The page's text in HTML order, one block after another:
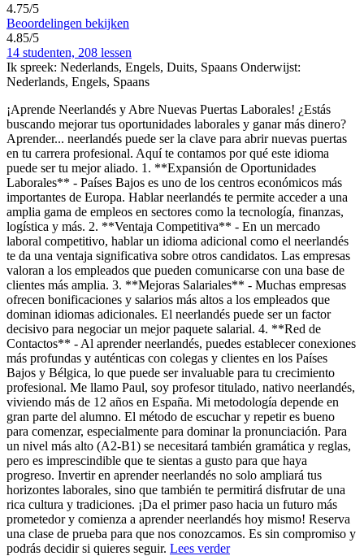
4.75/5
Beoordelingen bekijken
4.85/5
14 studenten, 208 lessen
Ik spreek: Nederlands, Engels, Duits, Spaans Onderwijst:
Nederlands, Engels, Spaans
¡Aprende Neerlandés y Abre Nuevas Puertas Laborales! ¿Estás
buscando mejorar tus oportunidades laborales y ganar más dinero?
Aprender... neerlandés puede ser la clave para abrir nuevas puertas
en tu carrera profesional. Aquí te contamos por qué este idioma
puede ser tu mejor aliado. 1. **Expansión de Oportunidades
Laborales** - Países Bajos es uno de los centros económicos más
importantes de Europa. Hablar neerlandés te permite acceder a una
amplia gama de empleos en sectores como la tecnología, finanzas,
logística y más. 2. **Ventaja Competitiva** - En un mercado
laboral competitivo, hablar un idioma adicional como el neerlandés
te da una ventaja significativa sobre otros candidatos. Las empresas
valoran a los empleados que pueden comunicarse con una base de
clientes más amplia. 3. **Mejoras Salariales** - Muchas empresas
ofrecen bonificaciones y salarios más altos a los empleados que
dominan idiomas adicionales. El neerlandés puede ser un factor
decisivo para negociar un mejor paquete salarial. 4. **Red de
Contactos** - Al aprender neerlandés, puedes establecer conexiones
más profundas y auténticas con colegas y clientes en los Países
Bajos y Bélgica, lo que puede ser invaluable para tu crecimiento
profesional. Me llamo Paul, soy profesor titulado, nativo neerlandés,
viviendo más de 12 años en España. Mi metodología depende en
gran parte del alumno. El método de escuchar y repetir es bueno
para comenzar, especialmente para dominar la pronunciación. Para
un nivel más alto (A2-B1) se necesitará también gramática y reglas,
pero es imprescindible que te sientas a gusto para que haya
progreso. Invertir en aprender neerlandés no solo ampliará tus
horizontes laborales, sino que también te permitirá disfrutar de una
rica cultura y tradiciones. ¡Da el primer paso hacia un futuro más
prometedor y comienza a aprender neerlandés hoy mismo! Reserva
una clase de prueba para que nos conozcamos. Es sin compromiso y
podrás decidir si quieres seguir. Lees verder